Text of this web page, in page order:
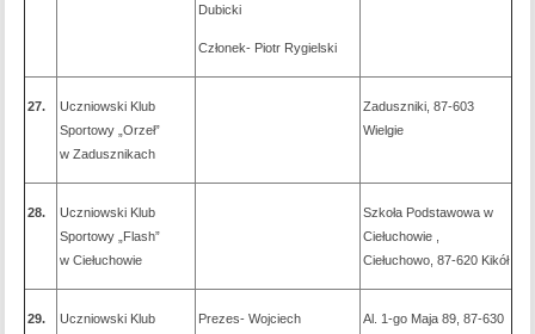
Dubicki
Członek- Piotr Rygielski
27.
Uczniowski Klub
Sportowy „Orzeł”
w Zadusznikach
Zaduszniki, 87-603
Wielgie
28.
Uczniowski Klub
Sportowy „Flash”
w Ciełuchowie
Szkoła Podstawowa w
Ciełuchowie ,
Ciełuchowo, 87-620 Kikół
29.
Uczniowski Klub
Prezes- Wojciech
Al. 1-go Maja 89, 87-630